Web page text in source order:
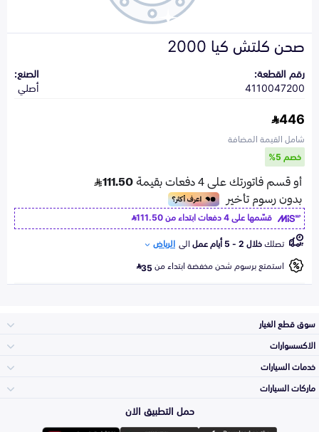
صحن كلتش كيا 2000
رقم القطعة:
4110047200
الصنع:
أصلي
446
شامل القيمة المضافة
خصم 5%
قسّمها على 4 دفعات ابتداء من
111.50
تصلكخلال 2 - 5 أيام عمل الى الرياض
استمتع برسوم شحن مخفضة ابتداء من35
سوق قطع الغيار
المكائن، القيرات
وملحقاتها
الاكسسوارات
خدمات السيارات
الأكثر مبيعاً
ماركات السيارات
تويوتا
حمل التطبيق الان